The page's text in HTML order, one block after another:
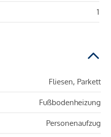
1
Fliesen, Parkett
Fußbodenheizung
Personenaufzug